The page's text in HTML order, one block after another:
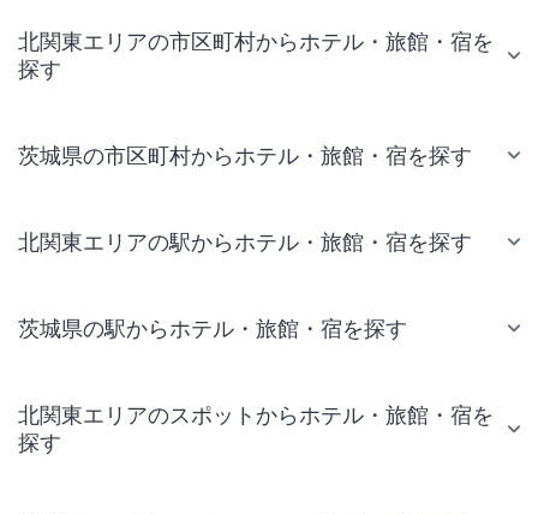
北関東エリアの市区町村からホテル・旅館・宿を
探す
茨城県の市区町村からホテル・旅館・宿を探す
北関東エリアの駅からホテル・旅館・宿を探す
茨城県の駅からホテル・旅館・宿を探す
北関東エリアのスポットからホテル・旅館・宿を
探す